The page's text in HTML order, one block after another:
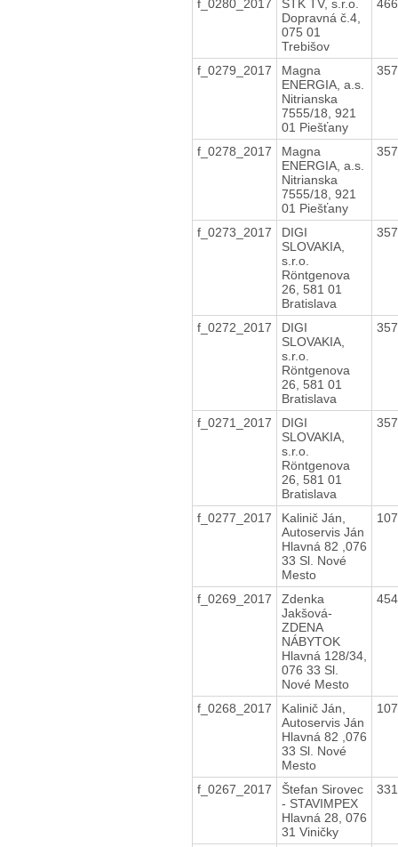
f_0280_2017
STK TV, s.r.o.
Dopravná č.4,
075 01
Trebišov
f_0279_2017
Magna
ENERGIA, a.s.
Nitrianska
7555/18, 921
01 Piešťany
f_0278_2017
Magna
ENERGIA, a.s.
Nitrianska
7555/18, 921
01 Piešťany
f_0273_2017
DIGI
SLOVAKIA,
s.r.o.
Röntgenova
26, 581 01
Bratislava
f_0272_2017
DIGI
SLOVAKIA,
s.r.o.
Röntgenova
26, 581 01
Bratislava
f_0271_2017
DIGI
SLOVAKIA,
s.r.o.
Röntgenova
26, 581 01
Bratislava
f_0277_2017
Kalinič Ján,
Autoservis Ján
Hlavná 82 ,076
33 Sl. Nové
Mesto
f_0269_2017
Zdenka
Jakšová-
ZDENA
NÁBYTOK
Hlavná 128/34,
076 33 Sl.
Nové Mesto
f_0268_2017
Kalinič Ján,
Autoservis Ján
Hlavná 82 ,076
33 Sl. Nové
Mesto
f_0267_2017
Štefan Sirovec
- STAVIMPEX
Hlavná 28, 076
31 Viničky